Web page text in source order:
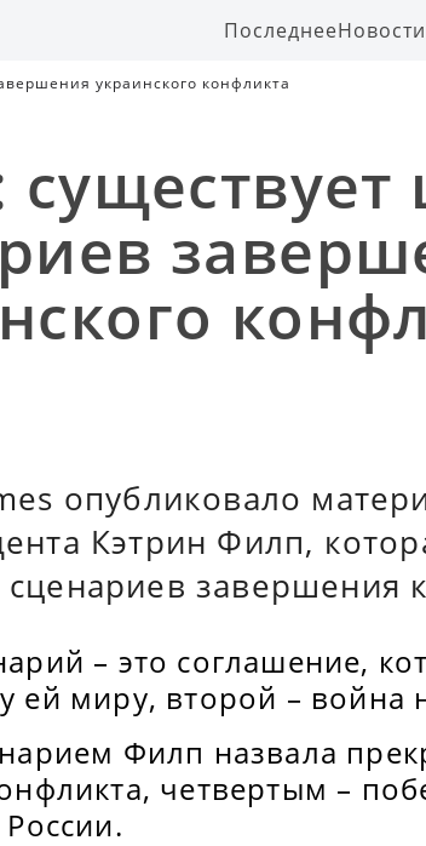
ПоследнееНовости
украинского конфликта
существует
опубликовало
Кэтрин Филп,
завершения
– это соглашение,
ей миру, второй – война
Филп назвала
четвертым –